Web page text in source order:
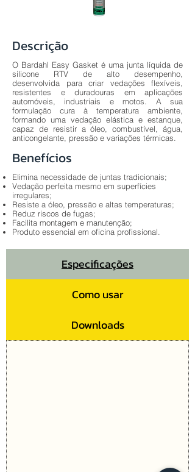
Descrição
O Bardahl Easy Gasket é uma junta líquida de
silicone RTV de alto desempenho,
desenvolvida para criar vedações flexíveis,
resistentes e duradouras em aplicações
automóveis, industriais e motos. A sua
formulação cura à temperatura ambiente,
formando uma vedação elástica e estanque,
capaz de resistir a óleo, combustível, água,
anticongelante, pressão e variações térmicas.
Benefícios
Elimina necessidade de juntas tradicionais;
Vedação perfeita mesmo em superfícies
irregulares;
Resiste a óleo, pressão e altas temperaturas;
Reduz riscos de fugas;
Facilita montagem e manutenção;
Produto essencial em oficina profissional.
Especificações
Como usar
Downloads